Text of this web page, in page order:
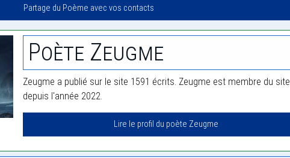
Partage du Poème avec vos contacts
Poète Zeugme
Zeugme a publié sur le site 1591 écrits. Zeugme est membre du site
depuis l'année 2022.
Lire le profil du poète Zeugme